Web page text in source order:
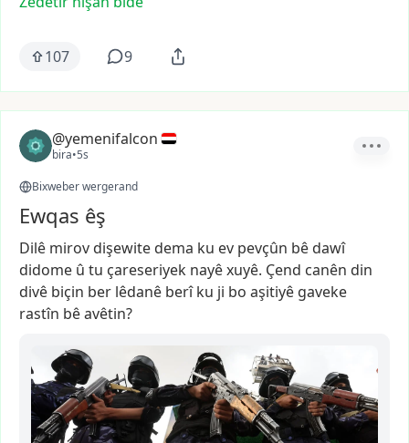
107 9
@yemenifalcon
bira•5s
Bixweber wergerand
Ewqas êş
Dilê mirov dişewite dema ku ev pevçûn bê dawî
didome û tu çareseriyek nayêxuyê. Çend canên din
divê biçin ber lêdanê berî ku ji bo aşitiyê gaveke
rastîn bêavêtin?